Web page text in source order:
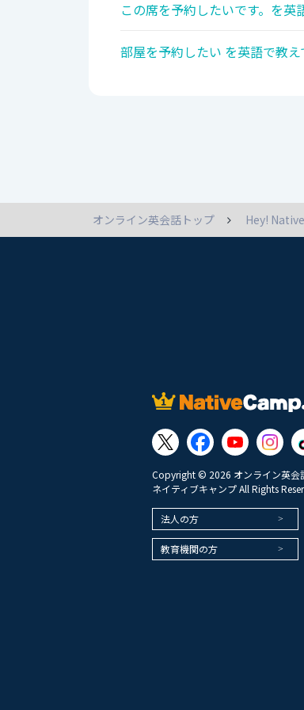
この席を予約したいです。を英
部屋を予約したい を英語で教え
オンライン英会話トップ Hey!
Copyright © 2026 オンライン英会
ネイティブキャンプ All Rights
法人の方
教育機関の方